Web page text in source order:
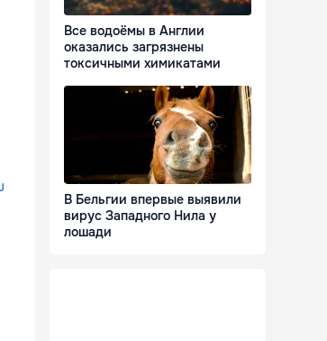
Все водоёмы в Англии
оказались загрязнены
токсичными химикатами
В Бельгии впервые выявили
вирус Западного Нила у
лошади